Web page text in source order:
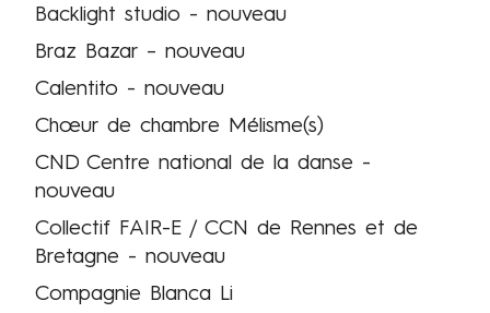
Backlight studio - nouveau
Braz Bazar – nouveau
Calentito - nouveau
Chœur de chambre Mélisme(s)
CND Centre national de la danse -
nouveau
Collectif FAIR-E / CCN de Rennes et de
Bretagne - nouveau
Compagnie Blanca Li